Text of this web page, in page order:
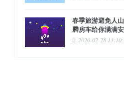
春季旅游避免人
腾房车给你满满
2020-02-28